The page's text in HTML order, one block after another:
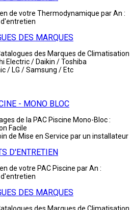
de votre Thermodynamique par An :
DES MARQUES
des Marques de Climatisation
Electric / Daikin / Toshiba
/ LG / Samsung / Etc
- MONO BLOC
de la PAC Piscine Mono-Bloc :
Facile
de Mise en Service par un installateur
D'ENTRETIEN
de votre PAC Piscine par An :
DES MARQUES